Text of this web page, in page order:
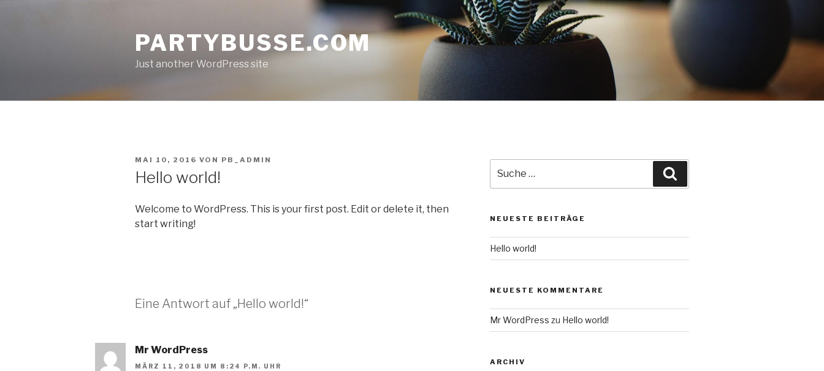
PARTYBUSSE.COM
Just another WordPress site
VERÖFFENTLICHT
AM
MAI 10, 2016 VON PB_ADMIN
Hello world!
Welcome to WordPress. This is your first post. Edit or delete it, then
start writing!
Eine Antwort auf „Hello world!“
Mr WordPress
MÄRZ 11, 2018 UM 8:24 P.M. UHR
nach:
NEUESTE BEITRÄGE
Hello world!
NEUESTE KOMMENTARE
Mr WordPress zu Hello world!
ARCHIV